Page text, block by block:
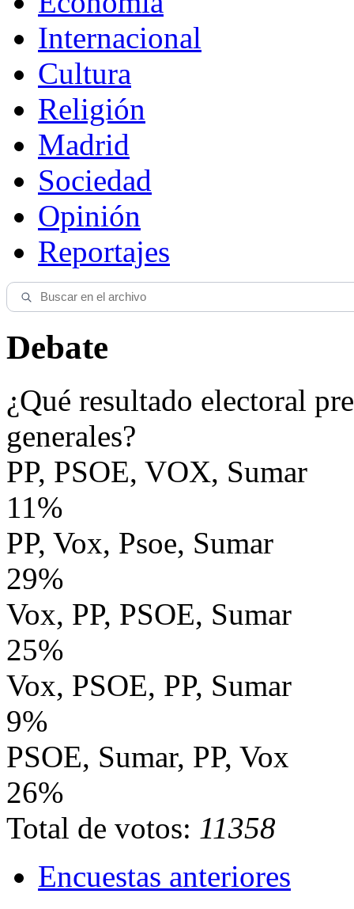
Internacional
Cultura
Religión
Madrid
Sociedad
Opinión
Reportajes
Debate
¿Qué resultado electoral
generales?
PP, PSOE, VOX, Sumar
11%
PP, Vox, Psoe, Sumar
29%
Vox, PP, PSOE, Sumar
25%
Vox, PSOE, PP, Sumar
9%
PSOE, Sumar, PP, Vox
26%
Total de votos: 11358
Encuestas anteriores